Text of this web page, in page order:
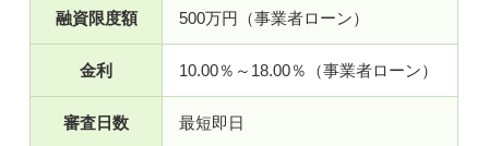
融資限度額 500万円（事業者ローン）
金利 10.00％～18.00％（事業者ローン）
審査日数 最短即日